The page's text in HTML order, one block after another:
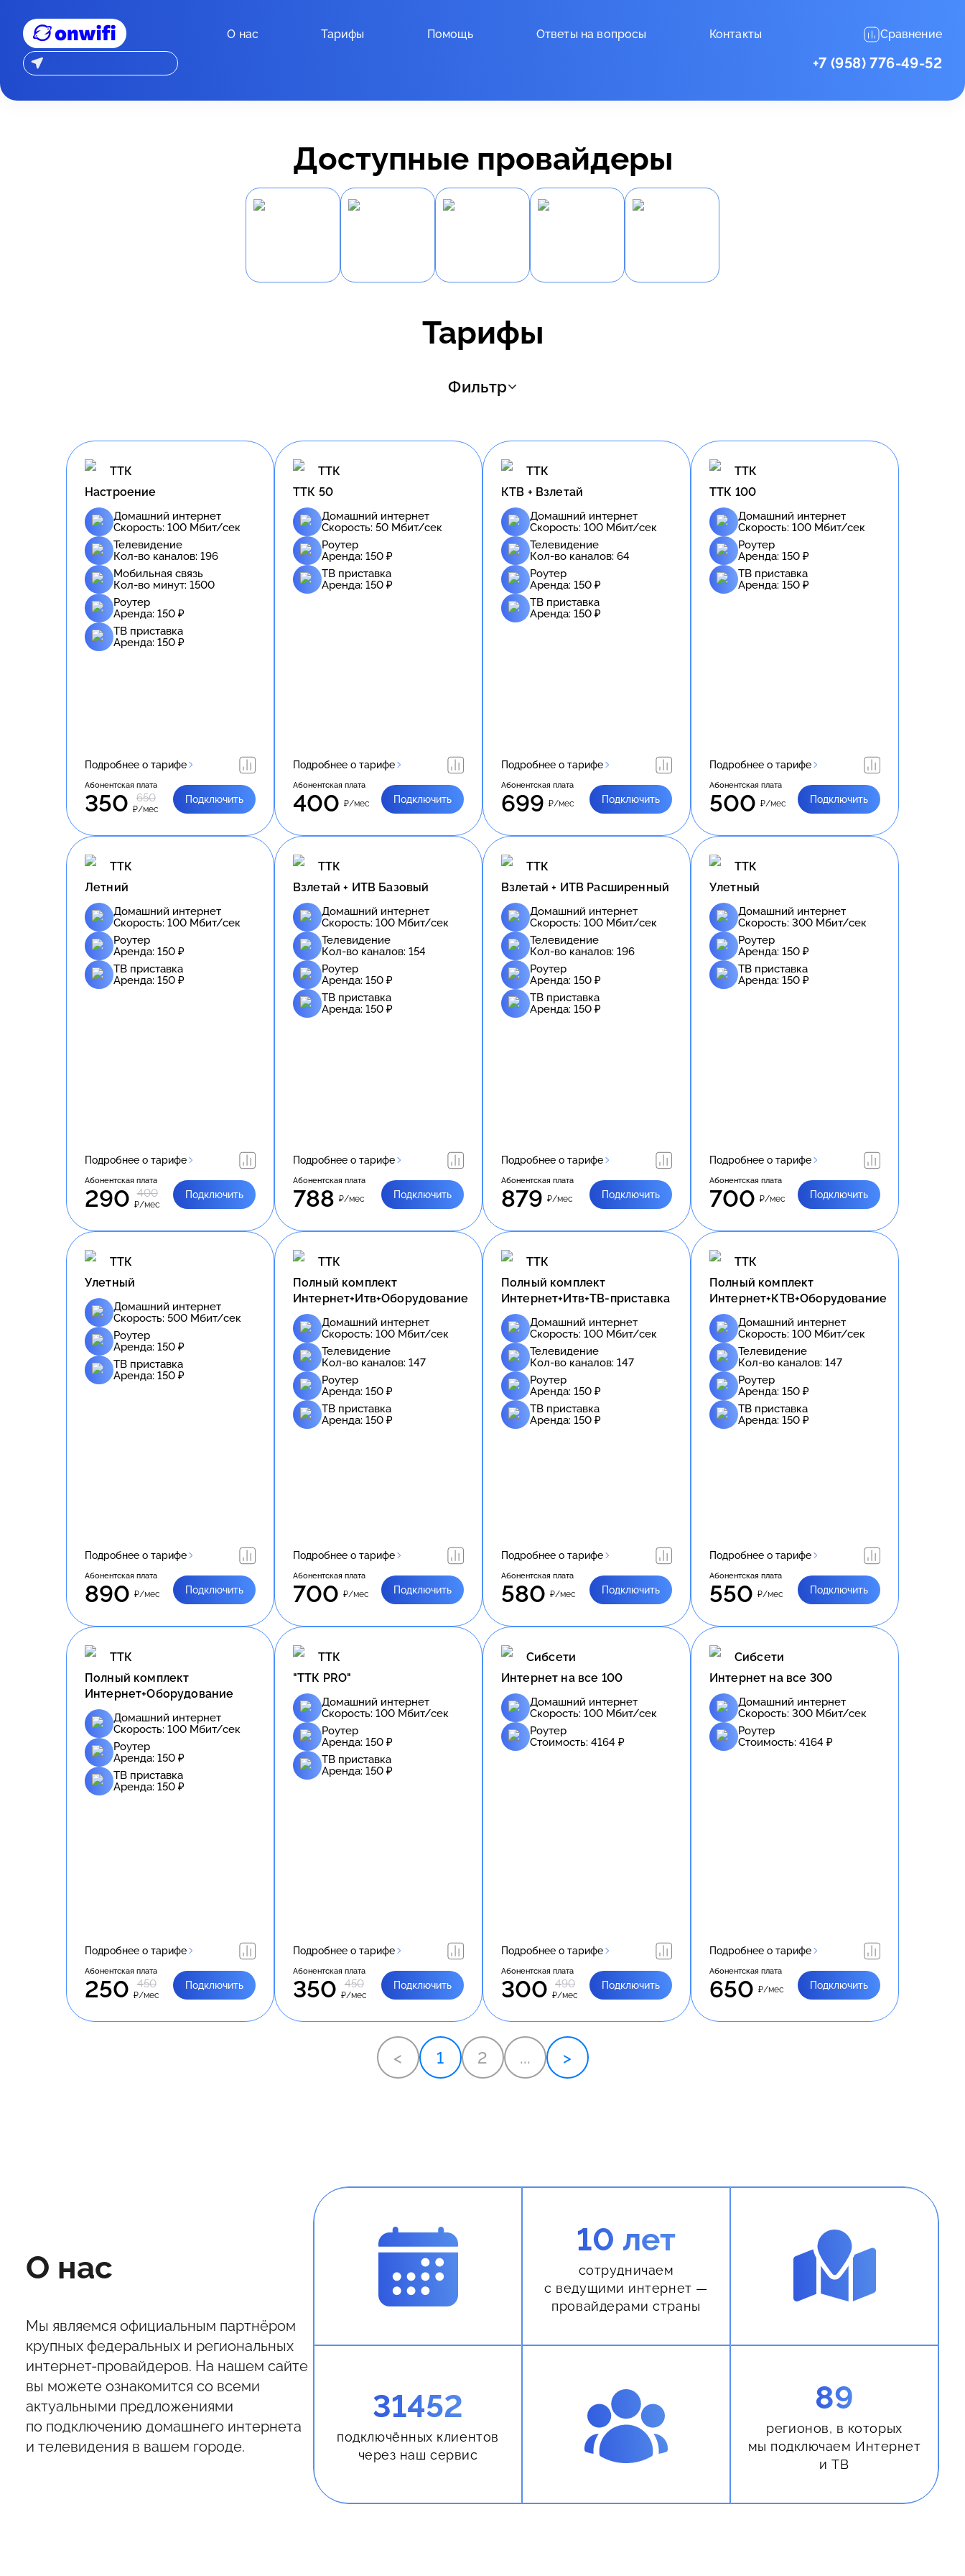
О нас Тарифы Помощь Ответы на вопросы Контакты Сравнение
+7 (958) 776-49-52
Доступные провайдеры
Тарифы
Фильтр
ТТК
Настроение
Домашний интернет
Скорость: 100 Мбит/сек
Телевидение
Кол-во каналов: 196
Мобильная связь
Кол-во минут: 1500
Роутер
Аренда: 150 ₽
ТВ приставка
Аренда: 150 ₽
Подробнее о тарифе
Абонентская плата
350 650
₽/мес
Подключить
ТТК
ТТК 50
Домашний интернет
Скорость: 50 Мбит/сек
Роутер
Аренда: 150 ₽
ТВ приставка
Аренда: 150 ₽
Подробнее о тарифе
Абонентская плата
400 ₽/мес Подключить
ТТК
КТВ + Взлетай
Домашний интернет
Скорость: 100 Мбит/сек
Телевидение
Кол-во каналов: 64
Роутер
Аренда: 150 ₽
ТВ приставка
Аренда: 150 ₽
Подробнее о тарифе
Абонентская плата
699 ₽/мес Подключить
ТТК
ТТК 100
Домашний интернет
Скорость: 100 Мбит/сек
Роутер
Аренда: 150 ₽
ТВ приставка
Аренда: 150 ₽
Подробнее о тарифе
Абонентская плата
500 ₽/мес Подключить
ТТК
Летний
Домашний интернет
Скорость: 100 Мбит/сек
Роутер
Аренда: 150 ₽
ТВ приставка
Аренда: 150 ₽
Подробнее о тарифе
Абонентская плата
290 400
₽/мес
Подключить
ТТК
Взлетай + ИТВ Базовый
Домашний интернет
Скорость: 100 Мбит/сек
Телевидение
Кол-во каналов: 154
Роутер
Аренда: 150 ₽
ТВ приставка
Аренда: 150 ₽
Подробнее о тарифе
Абонентская плата
788 ₽/мес Подключить
ТТК
Взлетай + ИТВ Расширенный
Домашний интернет
Скорость: 100 Мбит/сек
Телевидение
Кол-во каналов: 196
Роутер
Аренда: 150 ₽
ТВ приставка
Аренда: 150 ₽
Подробнее о тарифе
Абонентская плата
879 ₽/мес Подключить
ТТК
Улетный
Домашний интернет
Скорость: 300 Мбит/сек
Роутер
Аренда: 150 ₽
ТВ приставка
Аренда: 150 ₽
Подробнее о тарифе
Абонентская плата
700 ₽/мес Подключить
ТТК
Улетный
Домашний интернет
Скорость: 500 Мбит/сек
Роутер
Аренда: 150 ₽
ТВ приставка
Аренда: 150 ₽
Подробнее о тарифе
Абонентская плата
890 ₽/мес Подключить
ТТК
Полный комплект
Интернет+Итв+Оборудование
Домашний интернет
Скорость: 100 Мбит/сек
Телевидение
Кол-во каналов: 147
Роутер
Аренда: 150 ₽
ТВ приставка
Аренда: 150 ₽
Подробнее о тарифе
Абонентская плата
700 ₽/мес Подключить
ТТК
Полный комплект
Интернет+Итв+ТВ-приставка
Домашний интернет
Скорость: 100 Мбит/сек
Телевидение
Кол-во каналов: 147
Роутер
Аренда: 150 ₽
ТВ приставка
Аренда: 150 ₽
Подробнее о тарифе
Абонентская плата
580 ₽/мес Подключить
ТТК
Полный комплект
Интернет+КТВ+Оборудование
Домашний интернет
Скорость: 100 Мбит/сек
Телевидение
Кол-во каналов: 147
Роутер
Аренда: 150 ₽
ТВ приставка
Аренда: 150 ₽
Подробнее о тарифе
Абонентская плата
550 ₽/мес Подключить
ТТК
Полный комплект
Интернет+Оборудование
Домашний интернет
Скорость: 100 Мбит/сек
Роутер
Аренда: 150 ₽
ТВ приставка
Аренда: 150 ₽
Подробнее о тарифе
Абонентская плата
250 450
₽/мес
Подключить
ТТК
"ТТК PRO"
Домашний интернет
Скорость: 100 Мбит/сек
Роутер
Аренда: 150 ₽
ТВ приставка
Аренда: 150 ₽
Подробнее о тарифе
Абонентская плата
350 450
₽/мес
Подключить
Сибсети
Интернет на все 100
Домашний интернет
Скорость: 100 Мбит/сек
Роутер
Стоимость: 4164 ₽
Подробнее о тарифе
Абонентская плата
300 490
₽/мес
Подключить
Сибсети
Интернет на все 300
Домашний интернет
Скорость: 300 Мбит/сек
Роутер
Стоимость: 4164 ₽
Подробнее о тарифе
Абонентская плата
650 ₽/мес Подключить
< 1 2 ... >
О нас
Мы являемся официальным партнёром
крупных федеральных и региональных
интернет-провайдеров. На нашем сайте
вы можете ознакомится со всеми
актуальными предложениями
по подключению домашнего интернета
и телевидения в вашем городе.
10 лет
сотрудничаем
с ведущими интернет —
провайдерами страны
31452
подключённых клиентов
через наш сервис
89
регионов, в которых
мы подключаем Интернет
и ТВ